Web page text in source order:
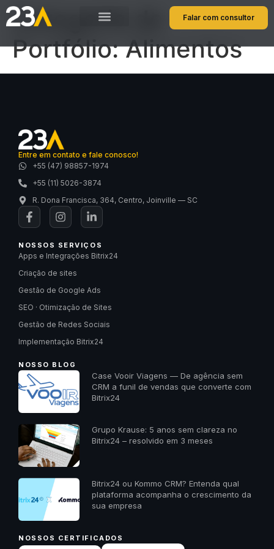
Falar com consultor
Categoria de
Portfólio:Alimentos
Entre em contato e fale conosco!
+55 (47) 98857-1974
+55 (11) 5026-3874
R. Dona Francisca, 364, Centro, Joinville — SC
NOSSOS SERVIÇOS
Apps e Integrações Bitrix24
Criação de sites
Gestão de Google Ads
SEO · Otimização de Sites
Gestão de Redes Sociais
Implementação Bitrix24
NOSSO BLOG
Case Vooir Viagens — De agência sem
CRM a funil de vendas que converte com
Bitrix24
Grupo Krause: 5 anos sem clareza no
Bitrix24 – resolvido em 3 meses
Bitrix24 ou Kommo CRM? Entenda qual
plataforma acompanha o crescimento da
sua empresa
NOSSOS CERTIFICADOS